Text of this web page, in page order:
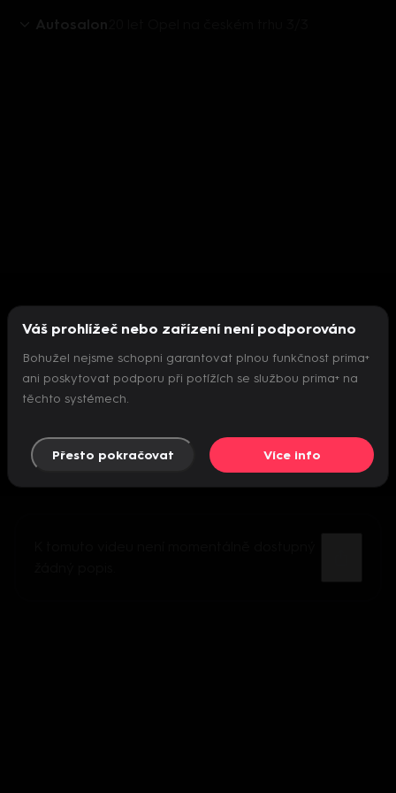
Autosalon
Nepodařilo se inicializovat přehrávač
Váš prohlížeč nebo zařízení není podporováno
Bohužel nejsme schopni garantovat plnou funkčnost prima+
ani poskytovat podporu při potížích se službou prima+ na
těchto systémech.
Přesto pokračovat Více info